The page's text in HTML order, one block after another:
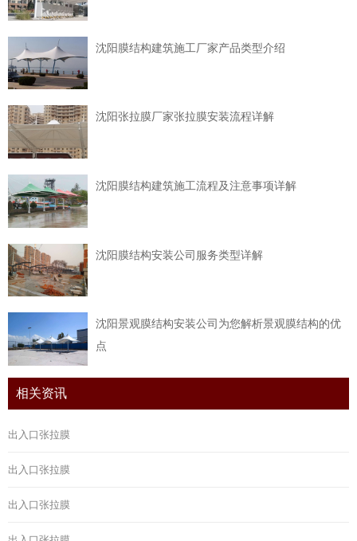
沈阳膜结构建筑施工厂家产品类型介绍
沈阳张拉膜厂家张拉膜安装流程详解
沈阳膜结构建筑施工流程及注意事项详解
沈阳膜结构安装公司服务类型详解
沈阳景观膜结构安装公司为您解析景观膜结构的优
点
相关资讯
出入口张拉膜
出入口张拉膜
出入口张拉膜